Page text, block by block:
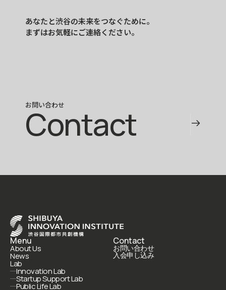
あなたと渋谷の未来をつなぐために。
まずはお気軽にご連絡ください。
お問い合わせ
Contact
Menu
About Us
News
Lab
Innovation Lab
Startup Support Lab
Public Life Lab
Contact
お問い合わせ
入会申し込み